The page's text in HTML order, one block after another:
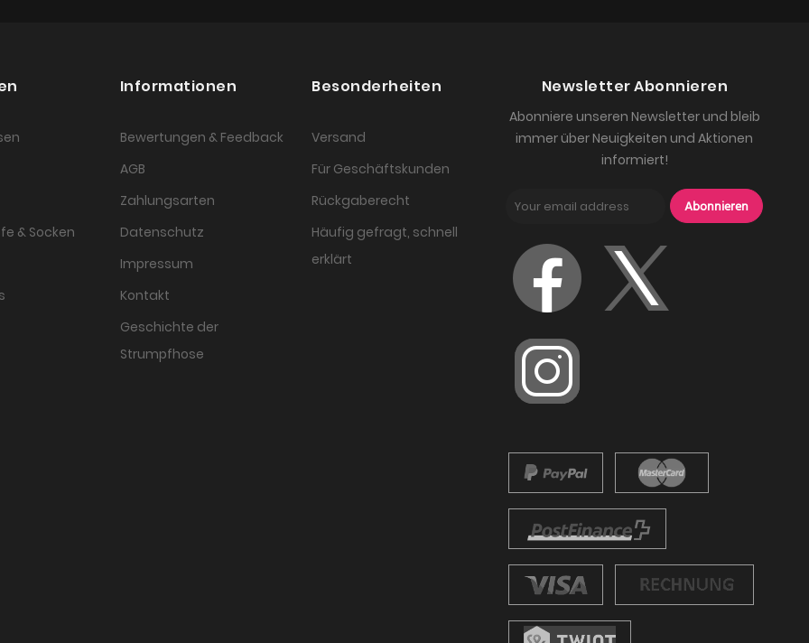
& Socken
Informationen
Bewertungen & Feedback
AGB
Zahlungsarten
Datenschutz
Impressum
Kontakt
Geschichte der
Strumpfhose
Besonderheiten
Versand
Für Geschäftskunden
Rückgaberecht
Häufig gefragt, schnell
erklärt
Newsletter Abonnieren
Abonniere unseren Newsletter und bleib
immer über Neuigkeiten und Aktionen
informiert!
Abonnieren